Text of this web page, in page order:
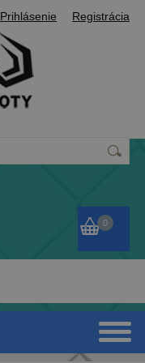
Prihlásenie Registrácia
0